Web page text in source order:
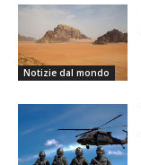
Notizie dal mondo